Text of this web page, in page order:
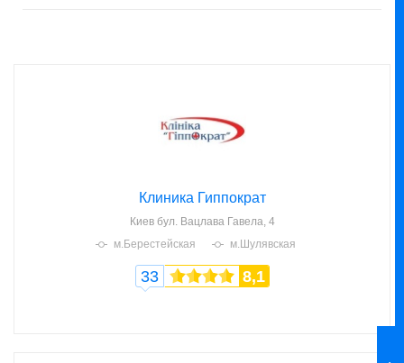
Клиника Гиппократ
Киев бул. Вацлава Гавела, 4
м.Берестейская
м.Шулявская
33 8,1